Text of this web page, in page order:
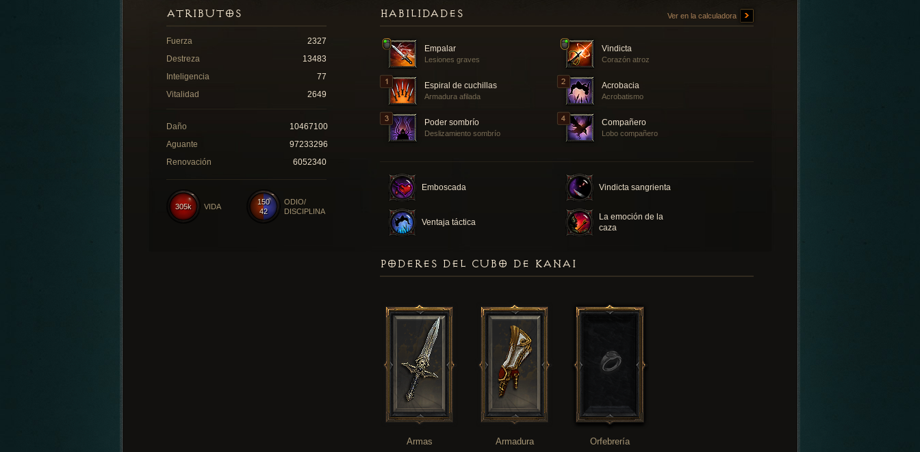
HABILIDADES Ver en la calculadora
Empalar
Lesiones graves
Vindicta
Corazón atroz
Espiral de cuchillas
Armadura afilada
Acrobacia
Acrobatismo
Poder sombrío
Deslizamiento sombrío
Compañero
Lobo compañero
Emboscada Vindicta sangrienta
Ventaja táctica
La emoción de la
caza
ATRIBUTOS
Fuerza
2327
Destreza
13483
Inteligencia
77
Vitalidad
2649
Daño
10467100
Aguante
97233296
Renovación
6052340
150
42
ODIO/
DISCIPLINA
305k VIDA
PODERES DEL CUBO DE KANAI
Armas Armadura Orfebrería